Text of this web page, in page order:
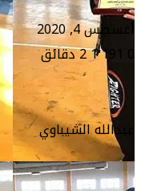
أغسطس 4, 2020
0
2 دقائق
عبدالله الشيباوي